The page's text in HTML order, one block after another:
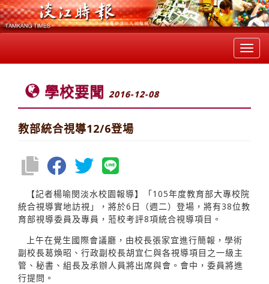
學校要聞 2016-12-08
教部統合視導12/6登場
【記者楊喻閔淡水校園報導】「105年度教育部大專校院
統合視導實地訪視」，將於6日（週二）登場，將有38位教
育部視導委員及專員，蒞校考評8項統合視導項目。
上午在覺生國際會議廳，由校長張家宜進行簡報，學術
副校長葛煥昭、行政副校長胡宜仁與各視導項目之一級主
管、秘書、組長及承辦人員將出席與會。會中，委員將進
行提問。